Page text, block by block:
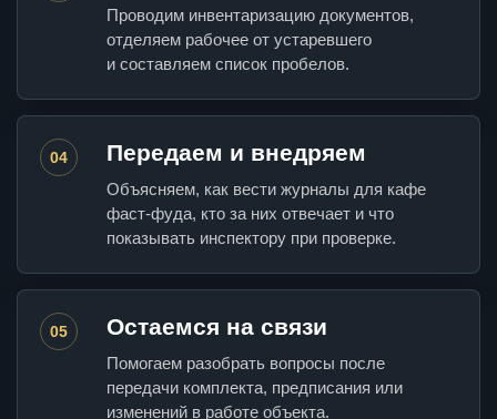
Проводим инвентаризацию документов,
отделяем рабочее от устаревшего
и составляем список пробелов.
04 Передаем и внедряем
Объясняем, как вести журналы для кафе
фаст-фуда, кто за них отвечает и что
показывать инспектору при проверке.
05 Остаемся на связи
Помогаем разобрать вопросы после
передачи комплекта, предписания или
изменений в работе объекта.